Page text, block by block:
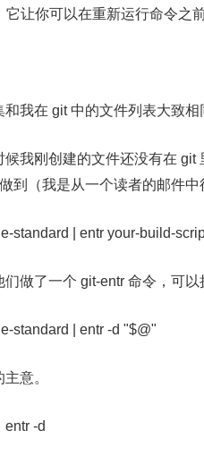
它让你可以在重新运行命令之
我在 git 中的文件列表大致
我刚创建的文件还没有在
到（我是从一个读者的邮件中
standard | entr your-build-
做了一个 git-entr 命令，可以
standard | entr -d "$@"
意。
-d